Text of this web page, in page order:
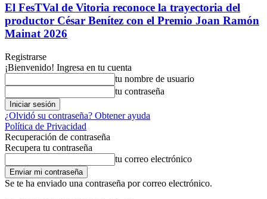
El FesTVal de Vitoria reconoce la trayectoria del
productor César Benítez con el Premio Joan Ramón
Mainat 2026
Registrarse
¡Bienvenido! Ingresa en tu cuenta
tu nombre de usuario
tu contraseña
¿Olvidó su contraseña? Obtener ayuda
Política de Privacidad
Recuperación de contraseña
Recupera tu contraseña
tu correo electrónico
Se te ha enviado una contraseña por correo electrónico.